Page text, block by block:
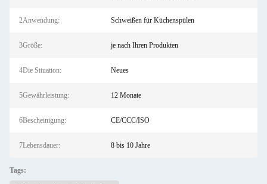
2Anwendung: Schweißen für Küchenspülen
3Größe: je nach Ihren Produkten
4Die Situation: Neues
5Gewährleistung: 12 Monate
6Bescheinigung: CE/CCC/ISO
7Lebensdauer: 8 bis 10 Jahre
Tags: